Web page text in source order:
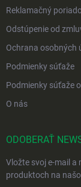
Reklamačný
Odstúpenie od
Ochrana osobných
Podmienky súťaže
Podmienky súťaže
O nás
ODOBERAŤ
Vložte svoj e-mail a
produktoch na